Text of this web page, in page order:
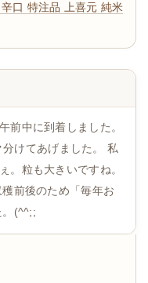
口 特注品
上喜元 純米
前中に到着しました。
けてあげました。 私
。粒も大きいですね。
前後のため「毎年お
。(^^;;